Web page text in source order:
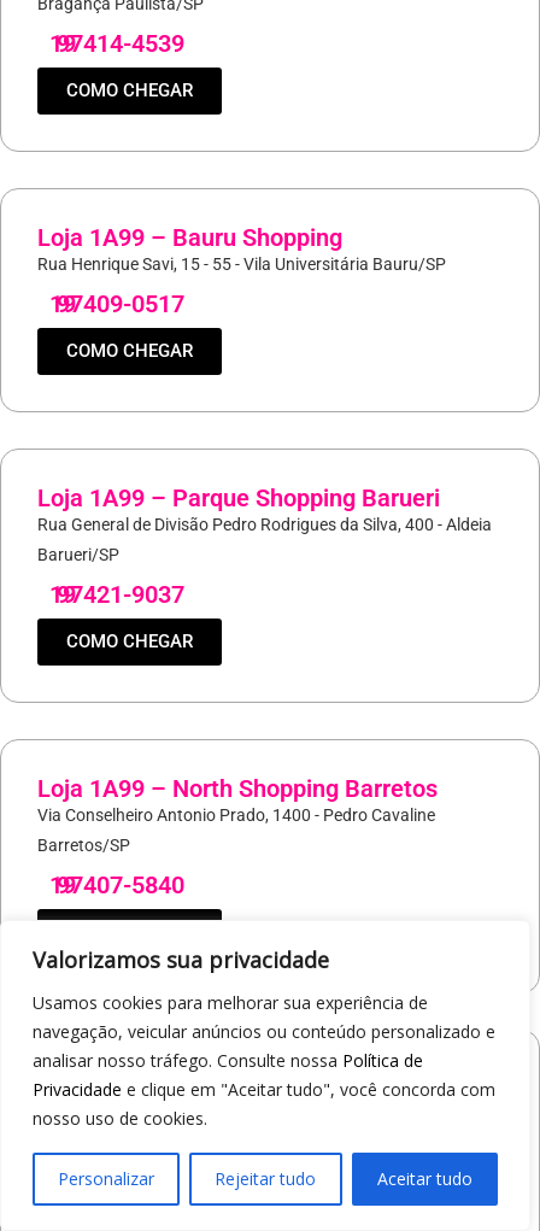
Valorizamos sua privacidade
Usamos cookies para melhorar sua experiência de
navegação, veicular anúncios ou conteúdo personalizado e
analisar nosso tráfego. Consulte nossa Política de
Privacidade e clique em "Aceitar tudo", você concorda com
nosso uso de cookies.
Personalizar Rejeitar tudo Aceitar tudo
19
97414-4539
COMO CHEGAR
Loja 1A99 – Bauru Shopping
Rua Henrique Savi, 15 - 55 - Vila Universitária Bauru/SP
19
97409-0517
COMO CHEGAR
Loja 1A99 – Parque Shopping Barueri
Rua General de Divisão Pedro Rodrigues da Silva, 400 - Aldeia
Barueri/SP
19
97421-9037
COMO CHEGAR
Loja 1A99 – North Shopping Barretos
Via Conselheiro Antonio Prado, 1400 - Pedro Cavaline
Barretos/SP
19
97407-5840
Loja 1A99 – Avenida Professor Carlos
Alberto Carvalho Pinto
Av. Professor Carlos Alberto Carvalho Pinto, 464 - Alvinópolis
Atibaia/SP
19
97405-8547